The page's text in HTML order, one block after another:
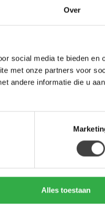
Over
social media te bieden en
met onze partners voor
andere informatie die u
Alles toestaan